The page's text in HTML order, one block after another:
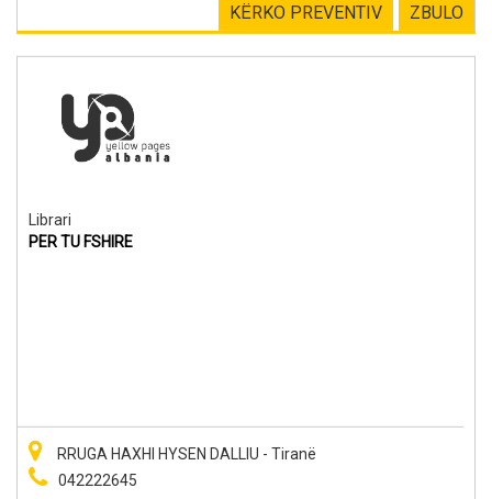
ZBULO
KËRKO PREVENTIV
Librari
PER TU FSHIRE
RRUGA HAXHI HYSEN DALLIU - Tiranë
042222645